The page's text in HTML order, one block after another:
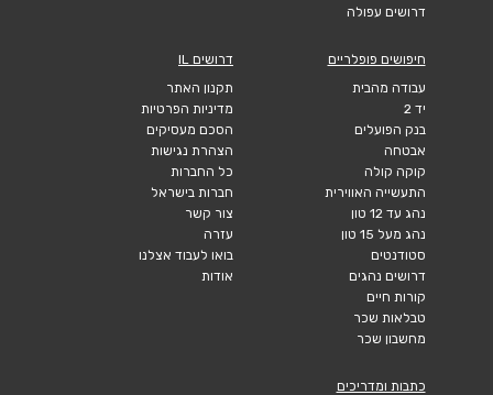
דרושים עפולה
חיפושים פופלריים
עבודה מהבית
יד 2
בנק הפועלים
אבטחה
קוקה קולה
התעשייה האווירית
נהג עד 12 טון
נהג מעל 15 טון
סטודנטים
דרושים נהגים
קורות חיים
טבלאות שכר
מחשבון שכר
דרושים IL
תקנון האתר
מדיניות הפרטיות
הסכם מעסיקים
הצהרת נגישות
כל החברות
חברות בישראל
צור קשר
עזרה
בואו לעבוד אצלנו
אודות
כתבות ומדריכים